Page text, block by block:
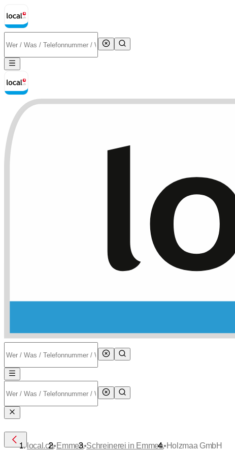
local.ch•Emmen•Schreinerei in Emmen•Holzmaa GmbH